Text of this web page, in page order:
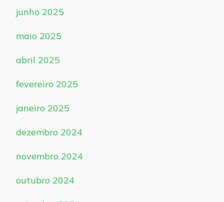
junho 2025
maio 2025
abril 2025
fevereiro 2025
janeiro 2025
dezembro 2024
novembro 2024
outubro 2024